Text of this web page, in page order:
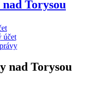
účet
nad Torysou